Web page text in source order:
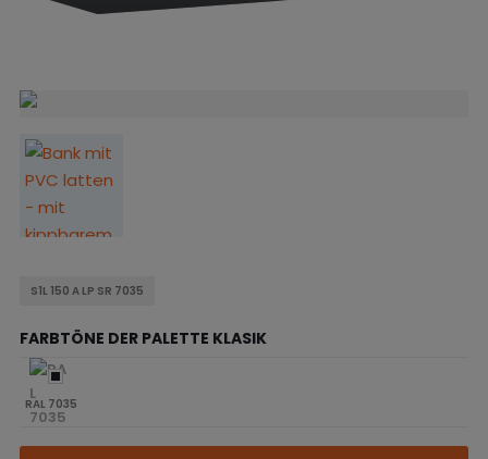
S1L 150 A LP SR 7035
FARBTÖNE DER PALETTE KLASIK
RAL 7035